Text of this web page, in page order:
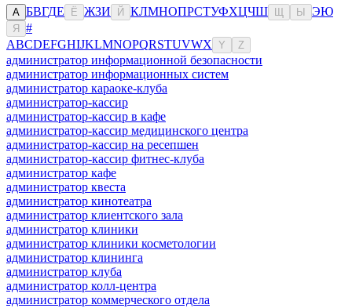
А БВГДЕ Ё ЖЗИ Й КЛМНОПРСТУФХЦЧШ Ы ЭЮ
Я
#
ABCDEFGHIJKLMNOPQRSTUVWX Y Z
администратор информационной безопасности
администратор информационных систем
администратор караоке-клуба
администратор-кассир
администратор-кассир в кафе
администратор-кассир медицинского центра
администратор-кассир на ресепшен
администратор-кассир фитнес-клуба
администратор кафе
администратор квеста
администратор кинотеатра
администратор клиентского зала
администратор клиники
администратор клиники косметологии
администратор клининга
администратор клуба
администратор колл-центра
администратор коммерческого отдела